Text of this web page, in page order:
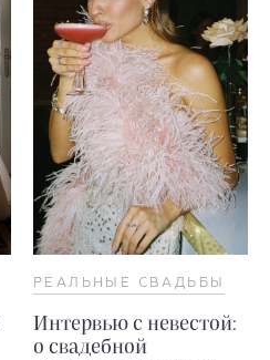
РЕАЛЬНЫЕ СВАДЬБЫ
Интервью с невестой:
о свадебной